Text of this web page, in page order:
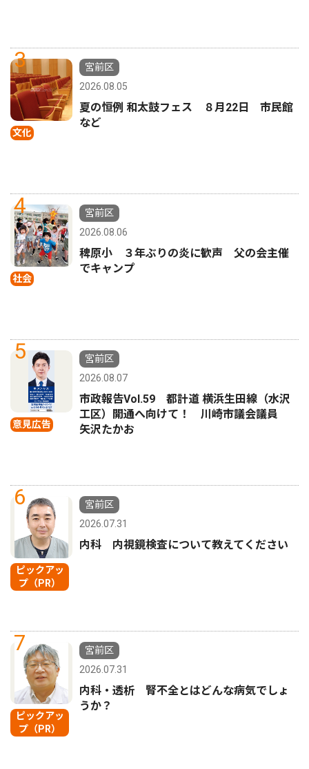
3
文化
宮前区
2026.08.05
夏の恒例 和太鼓フェス ８月22日 市民館
など
4
社会
宮前区
2026.08.06
稗原小 ３年ぶりの炎に歓声 父の会主催
でキャンプ
5
意見広告
宮前区
2026.08.07
市政報告Vol.59 都計道 横浜生田線（水沢
工区）開通へ向けて！ 川崎市議会議員
矢沢たかお
6
ピックアッ
プ（PR）
宮前区
2026.07.31
内科 内視鏡検査について教えてください
7
ピックアッ
プ（PR）
宮前区
2026.07.31
内科・透析 腎不全とはどんな病気でしょ
うか？